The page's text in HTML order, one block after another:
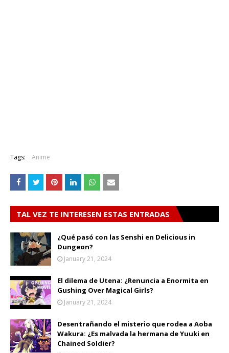
Tags: Anime
TAL VEZ TE INTERESEN ESTAS ENTRADAS
¿Qué pasó con las Senshi en Delicious in
Dungeon?
January 21, 2024
El dilema de Utena: ¿Renuncia a Enormita en
Gushing Over Magical Girls?
January 21, 2024
Desentrañando el misterio que rodea a Aoba
Wakura: ¿Es malvada la hermana de Yuuki en
Chained Soldier?